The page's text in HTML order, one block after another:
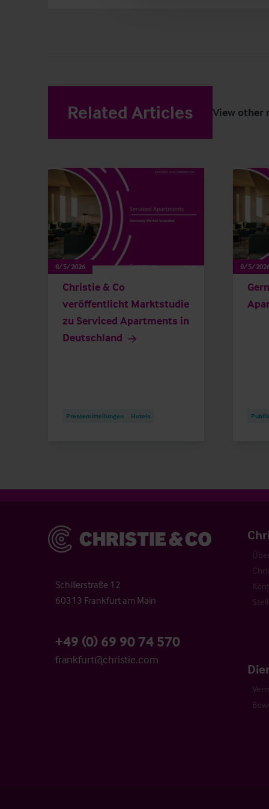
Related Articles View other
8/5/2026
Christie & Co
veröffentlicht Marktstudie
zu Serviced Apartments in
Deutschland
Pressemitteilungen Hotels
8/5/
Christie & Co
Schillerstraße 12
60313 Frankfurt am Main
+49 (0) 69 90 74 570
frankfurt@christie.com